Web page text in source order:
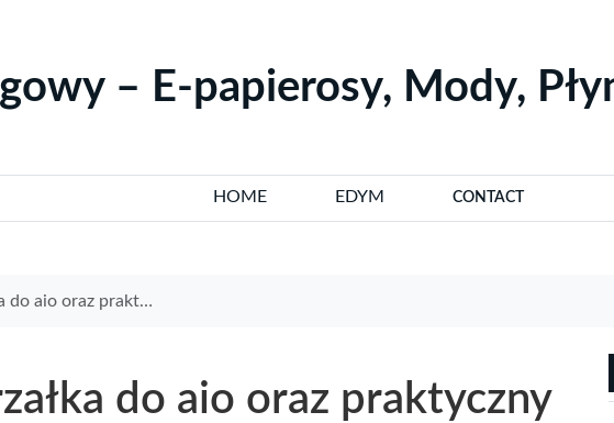
– E-papierosy, Mody,
HOME EDYM CONTACT
IBVAPE jak wybrać najlepszą grzałkę do AIO
do aio oraz praktyczny